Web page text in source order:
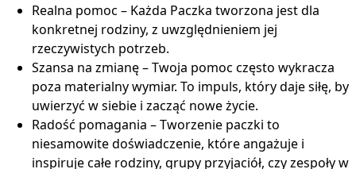
Realna pomoc – Każda Paczka tworzona jest dla
konkretnej rodziny, z uwzględnieniem jej
rzeczywistych potrzeb.
Szansa na zmianę – Twoja pomoc często wykracza
poza materialny wymiar. To impuls, który daje siłę, by
uwierzyć w siebie i zacząć nowe życie.
Radość pomagania – Tworzenie paczki to
niesamowite doświadczenie, które angażuje i
inspiruje całe rodziny, grupy przyjaciół, czy zespoły w